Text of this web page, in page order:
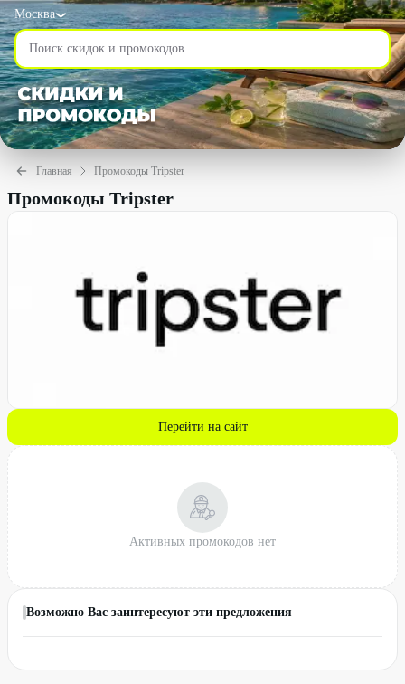
Москва
Главная Промокоды Tripster
Промокоды Tripster
Перейти на сайт
Активных промокодов нет
Возможно Вас заинтересуют эти предложения